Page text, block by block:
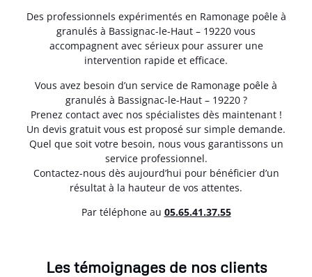
Des professionnels expérimentés en Ramonage poêle à
granulés à Bassignac-le-Haut – 19220 vous
accompagnent avec sérieux pour assurer une
intervention rapide et efficace.
Vous avez besoin d’un service de Ramonage poêle à
granulés à Bassignac-le-Haut – 19220 ?
Prenez contact avec nos spécialistes dès maintenant !
Un devis gratuit vous est proposé sur simple demande.
Quel que soit votre besoin, nous vous garantissons un
service professionnel.
Contactez-nous dès aujourd’hui pour bénéficier d’un
résultat à la hauteur de vos attentes.
Par téléphone au 05.65.41.37.55
Les témoignages de nos clients